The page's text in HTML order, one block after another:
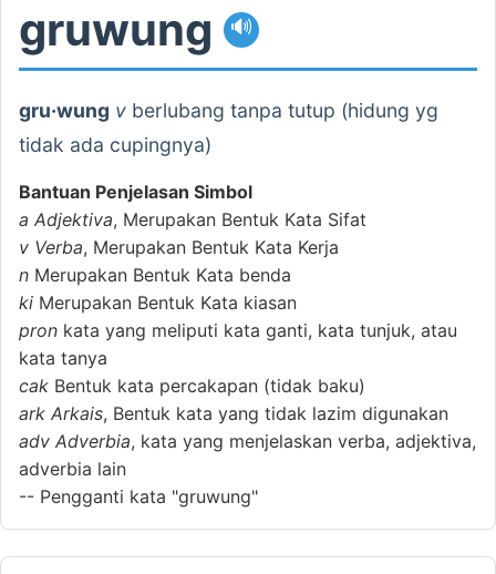
gruwung 🔊
gru·wung v berlubang tanpa tutup (hidung yg
tidak ada cupingnya)
Bantuan Penjelasan Simbol
a Adjektiva, Merupakan Bentuk Kata Sifat
v Verba, Merupakan Bentuk Kata Kerja
n Merupakan Bentuk Kata benda
ki Merupakan Bentuk Kata kiasan
pron kata yang meliputi kata ganti, kata tunjuk, atau
kata tanya
cak Bentuk kata percakapan (tidak baku)
ark Arkais, Bentuk kata yang tidak lazim digunakan
adv Adverbia, kata yang menjelaskan verba, adjektiva,
adverbia lain
-- Pengganti kata "gruwung"